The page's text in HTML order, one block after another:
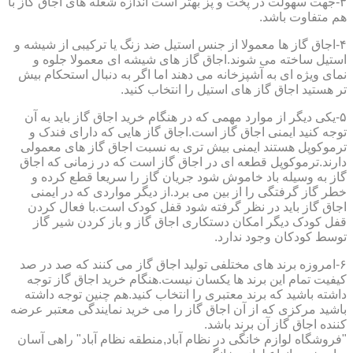
هم متفاوت باشد.
۴-اجاق گاز ها معمولا از جنس استیل ضد زنگ یا ترکیبی از شیشه و
استیل ساخته می شوند.اجاق گاز های شیشه ای معمولا جلوه و
نمای ویژه ای به آشپزخانه می دهند اما اگر به دنبال استحکام بیش
تر هستید اجاق گاز های استیل را انتخاب کنید.
۵-یکی دیگر از موارد مهمی که در هنگام خرید اجاق گاز باید به آن
توجه کنید ایمنی اجاق گاز است.اجاق گاز هایی که دارای فندک و
ترموکوپل هستند ایمنی بیش تری به نسبت اجاق گاز های معمولی
دارند.ترموکوپل قطعه ای در اجاق گاز است که در زمانی که اجاق
گاز به وسیله باد خاموش شود جریان گاز را سریعا قطع کرده و
خطر گاز گرفتگی را از بین می برد.از دیگر مواردی که در ایمنی
اجاق گاز باید در نظر گرفته شود قفل کودک است.با فعال کردن
قفل کودک دیگر امکان دستکاری اجاق گاز و باز کردن شیر گاز
توسط کودکان وجود ندارد.
۶-امروزه برند های مختلفی تولید اجاق گاز می کنند که صد در صد
کیفیت تمام این برند ها یکسان نیست.هنگام خرید اجاق گاز توجه
داشته باشید که برند معتبری را انتخاب کنید.هم چنین توجه داشته
باشید مرکزی که از آن اجاق گاز را می خرید نمایندگی معتبر عرضه
کننده اجاق گاز آن برند باشد.
"فروشگاه لوازم خانگی در نظام آباد,منطقه نظام آباد" راهی آسان